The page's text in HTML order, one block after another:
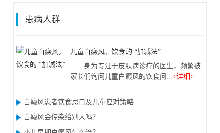
患病人群
儿童白癜风，饮食的 “加减法”
身为专注于皮肤病诊疗的医生，频繁被
家长们询问儿童白癜风的饮食问...<详细>
白癜风患者饮食忌口及儿童应对策略
白癜风会传染给别人吗？